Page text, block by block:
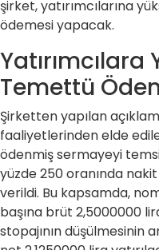
şirket, yatırımcılarına
ödemesi yapacak.
Temettü
Şirketten yapılan
faaliyetlerinden elde
ödenmiş sermayeyi
yüzde 250 oranında
verildi. Bu kapsamda,
başına brüt 2,5000000
stopajının düşülmesinin